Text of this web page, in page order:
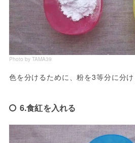
Photo by TAMA39
色を分けるために、粉を3等分に分け
6.食紅を入れる